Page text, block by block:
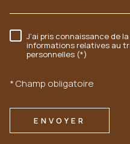
J'ai pris connaissance de
informations relatives au
personnelles (*)
* Champ obligatoire
ENVOYER